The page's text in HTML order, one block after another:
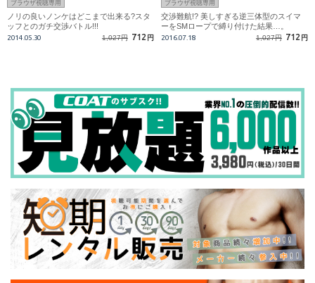
ブラウザ視聴専用
ノリの良いノンケはどこまで出来る?スタ
ッフとのガチ交渉バトル!!!
2014.05.30 1,027円 712 円
ブラウザ視聴専用
交渉難航!? 美しすぎる逆三体型のスイマ
ーをSMロープで縛り付けた結果…。
2016.07.18 1,027円 712 円